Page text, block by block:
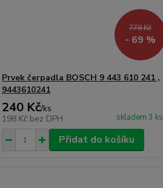
778 Kč
- 69 %
Prvek čerpadla BOSCH 9 443 610 241 ,
9443610241
240 Kč/ks
198 Kč bez DPH skladem 3 ks
Přidat do košíku